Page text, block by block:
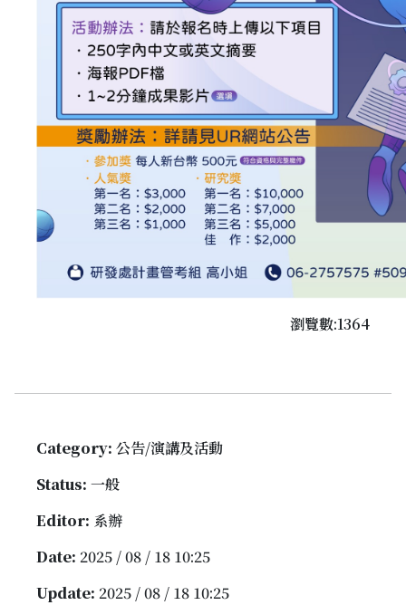
瀏覽數:1364
Category: 公告/演講及活動
Status: 一般
Editor: 系辦
Date: 2025 / 08 / 18 10:25
Update: 2025 / 08 / 18 10:25